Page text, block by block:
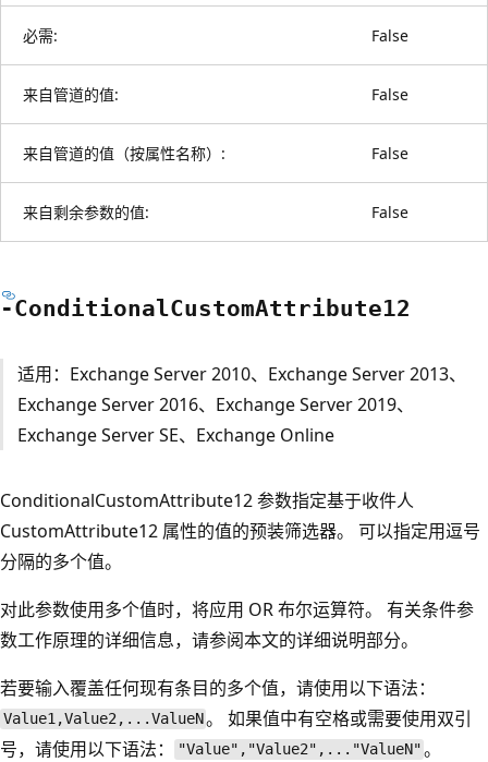
必需: False
来自管道的值: False
来自管道的值（按属性名称）: False
来自剩余参数的值: False
-ConditionalCustomAttribute12
适用：Exchange Server 2010、Exchange Server 2013、
Exchange Server 2016、Exchange Server 2019、
Exchange Server SE、Exchange Online
ConditionalCustomAttribute12 参数指定基于收件人
CustomAttribute12 属性的值的预装筛选器。 可以指定用逗号
分隔的多个值。
对此参数使用多个值时，将应用 OR 布尔运算符。 有关条件参
数工作原理的详细信息，请参阅本文的详细说明部分。
若要输入覆盖任何现有条目的多个值，请使用以下语法：
Value1,Value2,...ValueN。 如果值中有空格或需要使用双引
号，请使用以下语法：
"Value","Value2",..."ValueN" 。